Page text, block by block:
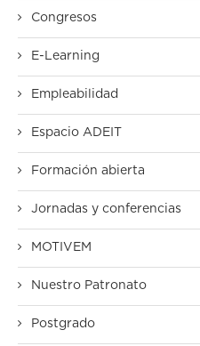
Congresos
E-Learning
Empleabilidad
Espacio ADEIT
Formación abierta
Jornadas y conferencias
MOTIVEM
Nuestro Patronato
Postgrado